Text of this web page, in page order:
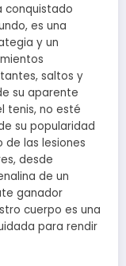
conquistado
es una
y un
saltos y
su aparente
tenis, no esté
su popularidad
de las lesiones
desde
de un
ganador
cuerpo es una
para rendir